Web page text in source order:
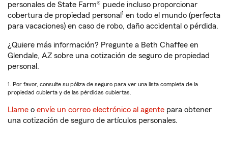
personales de State Farm® puede incluso proporcionar
cobertura de propiedad personal 1 en todo el mundo (perfecta
para vacaciones) en caso de robo, daño accidental o pérdida.
¿Quiere más información? Pregunte a Beth Chaffee en
Glendale, AZ sobre una cotización de seguro de propiedad
personal.
1. Por favor, consulte su póliza de seguro para ver una lista completa de la
propiedad cubierta y de las pérdidas cubiertas.
Llame o envíe un correo electrónico al agente para obtener
una cotización de seguro de artículos personales.